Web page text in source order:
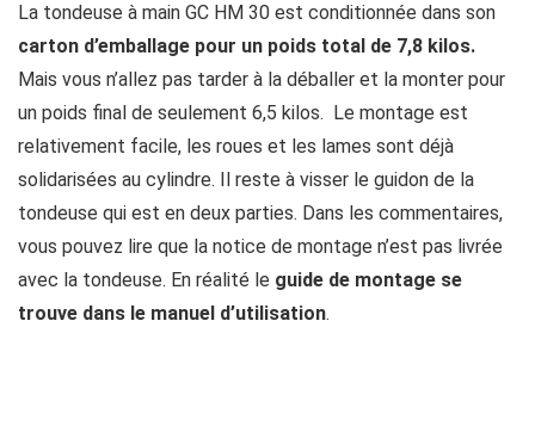
La tondeuse à main GC HM 30 est conditionnée dans son
carton d’emballage pour un poids total de 7,8 kilos.
Mais vous n’allez pas tarder à la déballer et la monter pour
un poids final de seulement 6,5 kilos. Le montage est
relativement facile, les roues et les lames sont déjà
solidarisées au cylindre. Il reste à visser le guidon de la
tondeuse qui est en deux parties. Dans les commentaires,
vous pouvez lire que la notice de montage n’est pas livrée
avec la tondeuse. En réalité le guide de montage se
trouve dans le manuel d’utilisation.